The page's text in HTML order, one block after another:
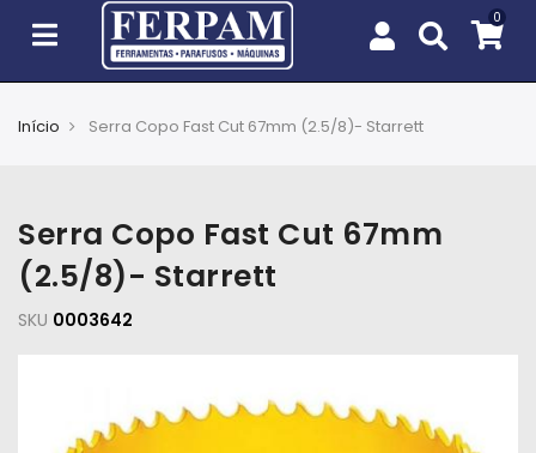
e
Jardim
EPIs
Cobertura
Início Serra Copo Fast Cut 67mm (2.5/8)- Starrett
Serra Copo Fast Cut 67mm
(2.5/8)- Starrett
SKU 0003642